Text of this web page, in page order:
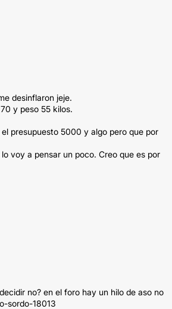
desinflaron jeje.
y peso 55 kilos.
presupuesto 5000 y algo pero que por
voy a pensar un poco. Creo que es por
no? en el foro hay un hilo de aso no
sordo-18013